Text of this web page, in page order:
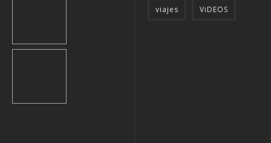
viajes ViDEOS